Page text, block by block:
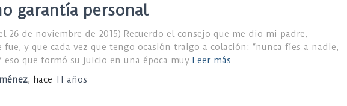
garantía personal
26 de noviembre de 2015) Recuerdo el consejo que me dio mi padre,
fue, y que cada vez que tengo ocasión traigo a colación: “nunca fíes a nadie,
eso que formó su juicio en una época muy Leer más
, hace 11 años